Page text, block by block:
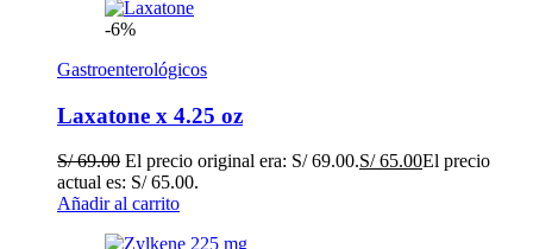
-6%
Gastroenterológicos
Laxatone x 4.25 oz
S/69.00 El precio original era: S/ 69.00.S/65.00El precio
actual es: S/ 65.00.
Añadir al carrito